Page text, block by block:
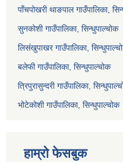
पाँचपोखरी थाङपाल गाउँपालिका,
सुनकोशी गाउँपालिका, सिन्धुपाल्चोक
लिसंखुपाखर गाउँपालिका,
बलेफी गाउँपालिका, सिन्धुपाल्चोक
त्रिपुरासुन्दरी गाउँपालिका,
भोटेकोशी गाउँपालिका, सिन्धुपाल्चोक
हाम्रो फेसबुक